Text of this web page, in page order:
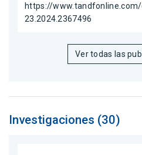
https://
23.2024.2367496
Ver todas las
Investigaciones (30)